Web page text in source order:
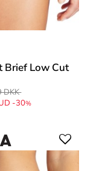
Brief Low Cut
DKK
-30%